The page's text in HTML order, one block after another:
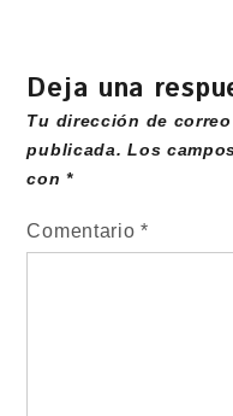
Deja una
Tu dirección de
publicada. Los
con*
Comentario*